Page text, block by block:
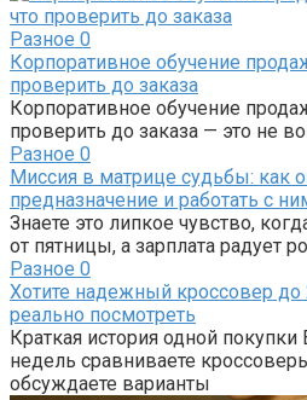
Разное 0
Корпоративное обучение
проверить до заказа
Корпоративное обучение
проверить до заказа — это не
Разное 0
Миссия в матрице судьбы: как
предназначение и работать с
Знаете это липкое чувство,
от пятницы, а зарплата радует
Разное 0
Хотите надежный кроссовер до
реально посмотреть
Краткая история одной
недель сравниваете
обсуждаете варианты